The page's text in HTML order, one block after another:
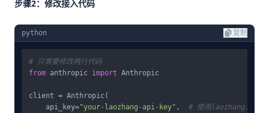
步骤2：修改接入代码
python 复制
# 只需要修改两行代码
from anthropic import Anthropic
client = Anthropic(
    api_key=
"your-laozhang-api-key" , # 使用laozhang.ai的